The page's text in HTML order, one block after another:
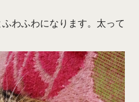
わふわになります。太って